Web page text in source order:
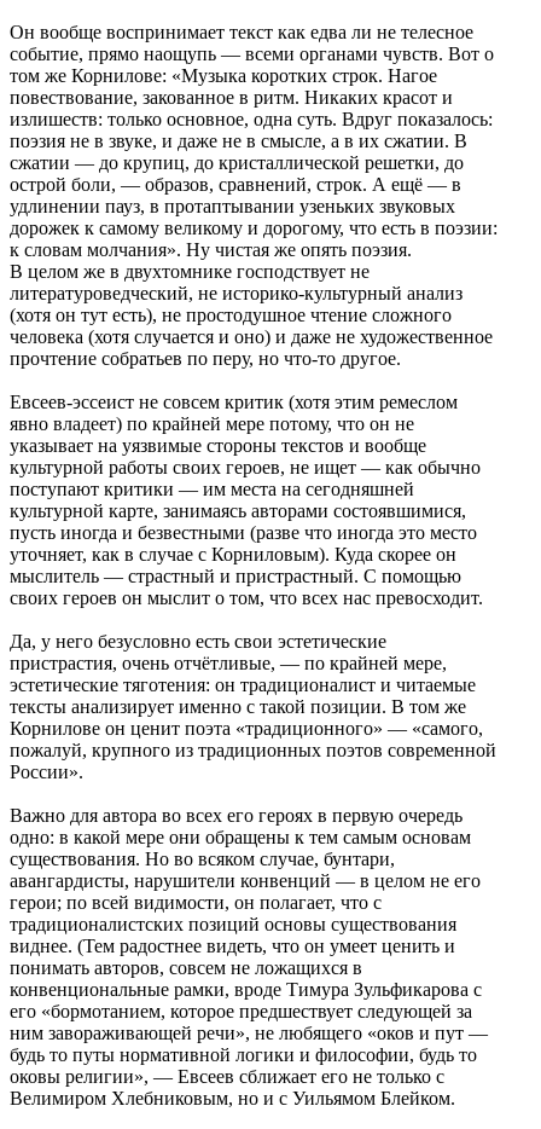
Он вообще воспринимает текст как едва ли не телесное
событие, прямо наощупь — всеми органами чувств. Вот о
том же Корнилове: «Музыка коротких строк. Нагое
повествование, закованное в ритм. Никаких красот и
излишеств: только основное, одна суть. Вдруг показалось:
поэзия не в звуке, и даже не в смысле, а в их сжатии. В
сжатии — до крупиц, до кристаллической решетки, до
острой боли, — образов, сравнений, строк. А ещё — в
удлинении пауз, в протаптывании узеньких звуковых
дорожек к самому великому и дорогому, что есть в поэзии:
к словам молчания». Ну чистая же опять поэзия.
В целом же в двухтомнике господствует не
литературоведческий, не историко-культурный анализ
(хотя он тут есть), не простодушное чтение сложного
человека (хотя случается и оно) и даже не художественное
прочтение собратьев по перу, но что-то другое.
Евсеев-эссеист не совсем критик (хотя этим ремеслом
явно владеет) по крайней мере потому, что он не
указывает на уязвимые стороны текстов и вообще
культурной работы своих героев, не ищет — как обычно
поступают критики — им места на сегодняшней
культурной карте, занимаясь авторами состоявшимися,
пусть иногда и безвестными (разве что иногда это место
уточняет, как в случае с Корниловым). Куда скорее он
мыслитель — страстный и пристрастный. С помощью
своих героев он мыслит о том, что всех нас превосходит.
Да, у него безусловно есть свои эстетические
пристрастия, очень отчётливые, — по крайней мере,
эстетические тяготения: он традиционалист и читаемые
тексты анализирует именно с такой позиции. В том же
Корнилове он ценит поэта «традиционного» — «самого,
пожалуй, крупного из традиционных поэтов современной
России».
Важно для автора во всех его героях в первую очередь
одно: в какой мере они обращены к тем самым основам
существования. Но во всяком случае, бунтари,
авангардисты, нарушители конвенций — в целом не его
герои; по всей видимости, он полагает, что с
традиционалистских позиций основы существования
виднее. (Тем радостнее видеть, что он умеет ценить и
понимать авторов, совсем не ложащихся в
конвенциональные рамки, вроде Тимура Зульфикарова с
его «бормотанием, которое предшествует следующей за
ним завораживающей речи», не любящего «оков и пут —
будь то путы нормативной логики и философии, будь то
оковы религии», — Евсеев сближает его не только с
Велимиром Хлебниковым, но и с Уильямом Блейком.